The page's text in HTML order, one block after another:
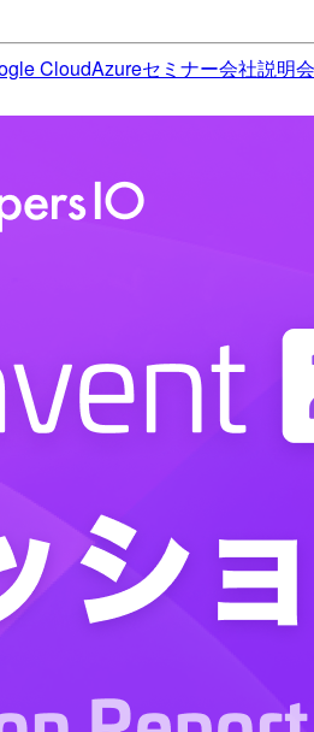
CloudAzureセミナー会社説明会